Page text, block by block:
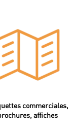
commerciales,
affiches